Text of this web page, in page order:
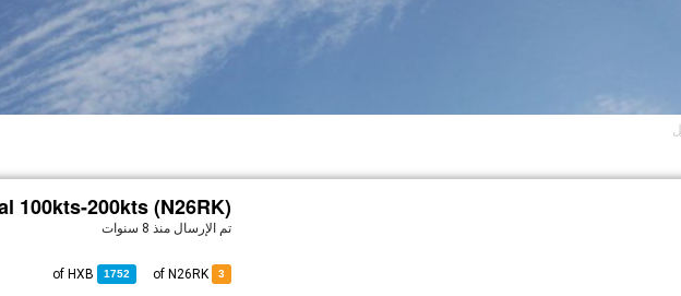
100kts-200kts (N26RK)
تم الإرسال منذ 8 سنوات
3
1752
HXB